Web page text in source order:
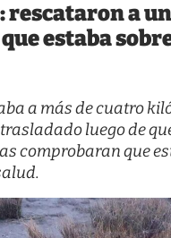
rescataron a
estaba
a más de cuatro
luego de
comprobaran que